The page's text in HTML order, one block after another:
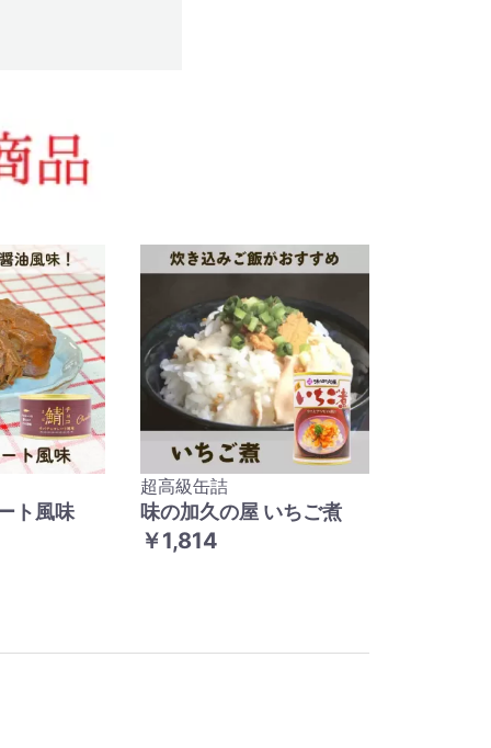
ト風味
超高級缶詰
味の加久の屋 いちご煮
￥1,814